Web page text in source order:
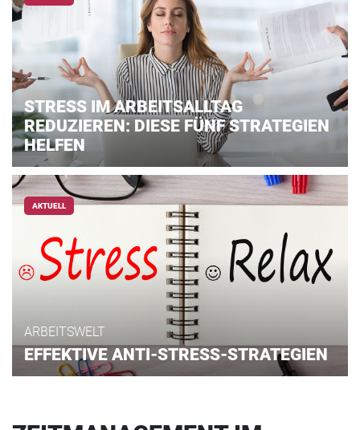
STRESS IM ARBEITSALLTAG
REDUZIEREN: DIESE FÜNF STRATEGIEN
HELFEN
AKTUELL
ARBEITSWELT
EFFEKTIVE ANTI-STRESS-STRATEGIEN